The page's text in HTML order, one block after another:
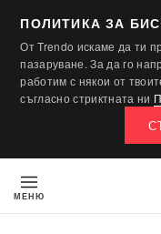
ПОЛИТИКА ЗА
От Trendo искаме да ти
пазаруване. За да го
работим с някои от
съгласно стриктната ни
МЕНЮ